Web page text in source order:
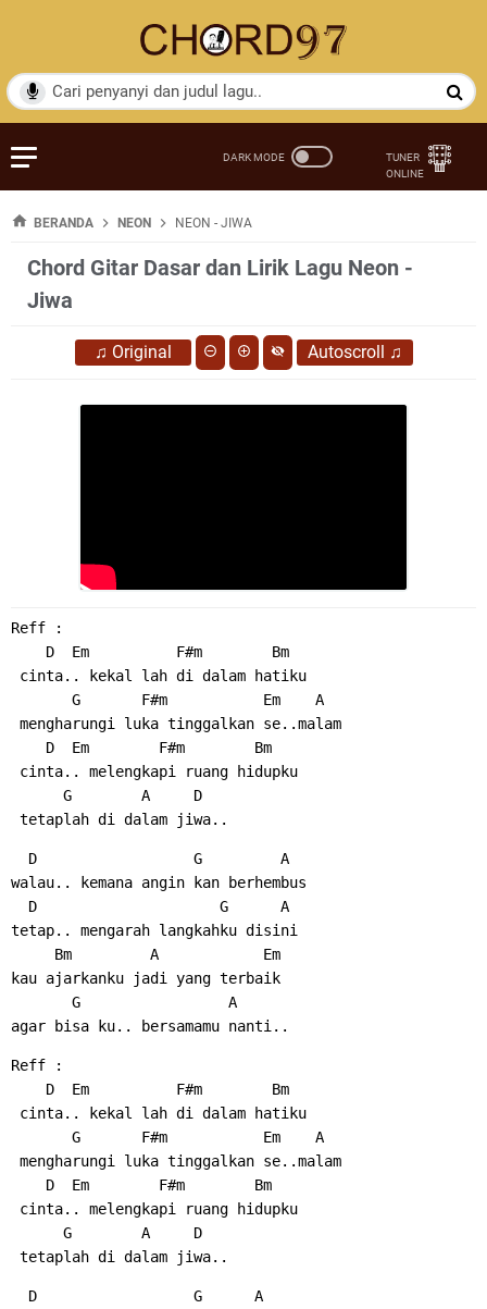
BERANDA NEON NEON - JIWA
Chord Gitar Dasar dan Lirik Lagu Neon -
Jiwa
♫ Original Autoscroll ♫
Reff :
    D  Em          F#m        Bm
cinta.. kekal lah di dalam hatiku
       G       F#m           Em    A
mengharungi luka tinggalkan se..malam
    D  Em        F#m        Bm
cinta.. melengkapi ruang hidupku
      G        A     D
tetaplah di dalam jiwa..
  D                  G         A
walau.. kemana angin kan berhembus
  D                     G      A
tetap.. mengarah langkahku disini
     Bm         A            Em
kau ajarkanku jadi yang terbaik
       G                 A
agar bisa ku.. bersamamu nanti..
Reff :
    D  Em          F#m        Bm
cinta.. kekal lah di dalam hatiku
       G       F#m           Em    A
mengharungi luka tinggalkan se..malam
    D  Em        F#m        Bm
cinta.. melengkapi ruang hidupku
      G        A     D
tetaplah di dalam jiwa..
  D                  G      A